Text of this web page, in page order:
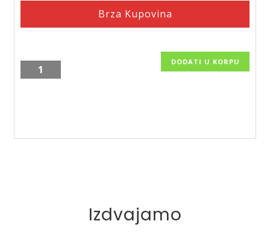
Brza Kupovina
Zidna
žičana
STICK,
DODATI U KORPU
Izdvajamo